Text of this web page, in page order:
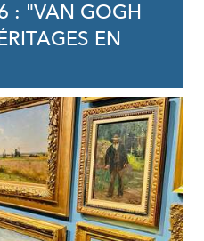
: "VAN GOGH
EN